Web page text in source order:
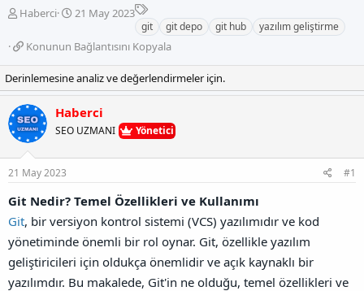
K
n
u
y
b
a
ş
l
a
a
n
Haberci
B
ş
n
ı
ç
a
h
i
21 May 2023
E
t
i
k
e
t
l
r
git git depo git hub yazılım geliştirme
K
n
u
n
u
n
ğ
a
n
ı
s
ı
Konunun Bağlantısını Kopyala
Derinlemesine analiz ve değerlendirmeler için.
Haberci
SEO UZMANI Yönetici
21 May 2023 #1
Git Nedir? Temel Özellikleri ve Kullanımı
Git, bir versiyon kontrol sistemi (VCS) yazılımıdır ve kod
yönetiminde önemli bir rol oynar. Git, özellikle yazılım
geliştiricileri için oldukça önemlidir ve açık kaynaklı bir
yazılımdır. Bu makalede, Git'in ne olduğu, temel özellikleri ve